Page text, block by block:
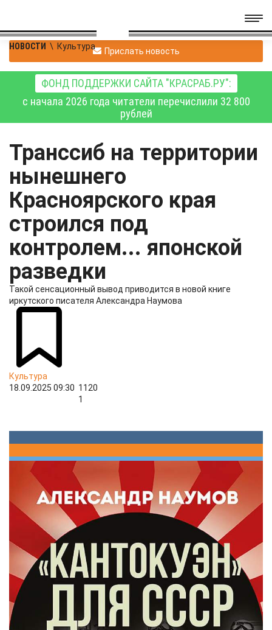
НОВОСТИ \ Культура Прислать новость
ФОНД ПОДДЕРЖКИ САЙТА "КРАСРАБ.РУ":
с начала 2026 года читатели перечислили 32 800
рублей
Транссиб на территории
нынешнего
Красноярского края
строился под
контролем... японской
разведки
Такой сенсационный вывод приводится в новой книге
иркутского писателя Александра Наумова
Культура
18.09.2025 09:30 1120
1